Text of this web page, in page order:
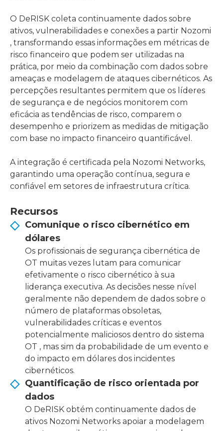
O DeRISK coleta continuamente dados sobre
ativos, vulnerabilidades e conexões a partir Nozomi
, transformando essas informações em métricas de
risco financeiro que podem ser utilizadas na
prática, por meio da combinação com dados sobre
ameaças e modelagem de ataques cibernéticos. As
percepções resultantes permitem que os líderes
de segurança e de negócios monitorem com
eficácia as tendências de risco, comparem o
desempenho e priorizem as medidas de mitigação
com base no impacto financeiro quantificável.
A integração é certificada pela Nozomi Networks,
garantindo uma operação contínua, segura e
confiável em setores de infraestrutura crítica.
Recursos
Comunique o risco cibernético em
dólares
Os profissionais de segurança cibernética de
OT muitas vezes lutam para comunicar
efetivamente o risco cibernético à sua
liderança executiva. As decisões nesse nível
geralmente não dependem de dados sobre o
número de plataformas obsoletas,
vulnerabilidades críticas e eventos
potencialmente maliciosos dentro do sistema
OT , mas sim da probabilidade de um evento e
do impacto em dólares dos incidentes
cibernéticos.
Quantificação de risco orientada por
dados
O DeRISK obtém continuamente dados de
ativos Nozomi Networks apoiar a modelagem